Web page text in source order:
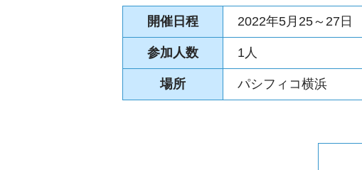
開催日程 2022年5月25～27日
参加人数 1人
場所 パシフィコ横浜